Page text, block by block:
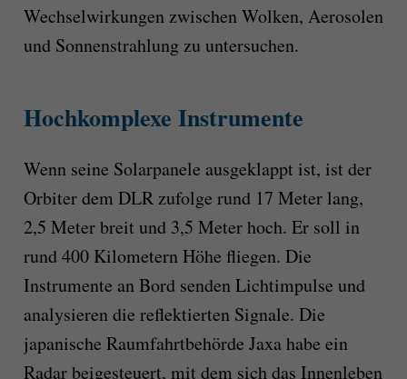
Wechselwirkungen zwischen Wolken, Aerosolen
und Sonnenstrahlung zu untersuchen.
Hochkomplexe Instrumente
Wenn seine Solarpanele ausgeklappt ist, ist der
Orbiter dem DLR zufolge rund 17 Meter lang,
2,5 Meter breit und 3,5 Meter hoch. Er soll in
rund 400 Kilometern Höhe fliegen. Die
Instrumente an Bord senden Lichtimpulse und
analysieren die reflektierten Signale. Die
japanische Raumfahrtbehörde Jaxa habe ein
Radar beigesteuert, mit dem sich das Innenleben